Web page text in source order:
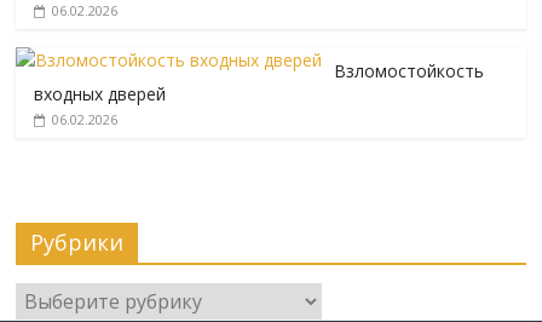
06.02.2026
Взломостойкость
входных дверей
06.02.2026
Рубрики
Рубрики